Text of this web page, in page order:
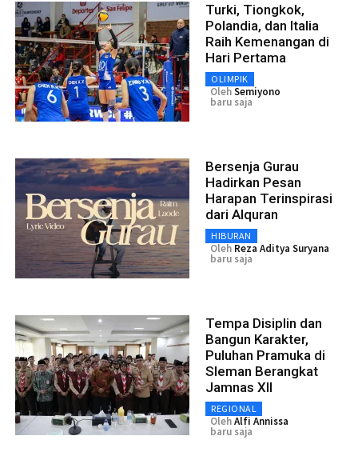
Turki, Tiongkok,
Polandia, dan Italia
Raih Kemenangan di
Hari Pertama
OLIMPIK
OlehSemiyono
baru saja
Bersenja Gurau
Hadirkan Pesan
Harapan Terinspirasi
dari Alquran
HIBURAN
Oleh Reza Aditya Suryana
baru saja
Tempa Disiplin dan
Bangun Karakter,
Puluhan Pramuka di
Sleman Berangkat
Jamnas XII
REGIONAL
OlehAlfi Annissa
baru saja